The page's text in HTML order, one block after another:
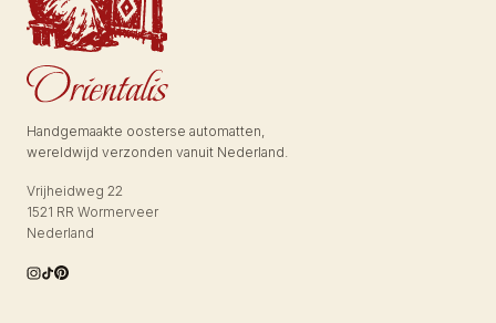
Handgemaakte oosterse automatten,
wereldwijd verzonden vanuit Nederland.
Vrijheidweg 22
1521 RR Wormerveer
Nederland